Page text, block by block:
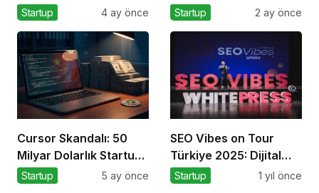
Pazarlama Sohbetleri
Startup 4 ay önce
Girişimcinin Yeni Rakibi
Startup 2 ay önce
Cursor Skandalı: 50
Milyar Dolarlık Startup
Açık Kaynağı
Startup 5 ay önce
SEO Vibes on Tour
Türkiye 2025: Dijital
Dünyanın Nabzını
Startup 1 yıl önce